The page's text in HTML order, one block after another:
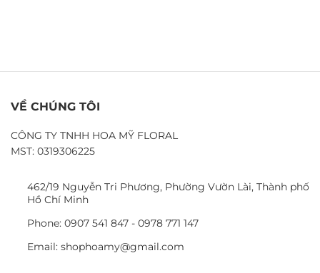
VỀ CHÚNG TÔI
CÔNG TY TNHH HOA MỸ FLORAL
MST: 0319306225
462/19 Nguyễn Tri Phương, Phường Vườn Lài, Thành phố
Hồ Chí Minh
Phone: 0907 541 847 - 0978 771 147
Email: shophoamy@gmail.com